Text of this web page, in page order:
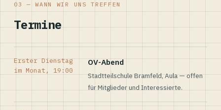
03 — WANN WIR UNS TREFFEN
Termine
Erster Dienstag
im Monat, 19:00
OV-Abend
Stadtteilschule Bramfeld, Aula — offen
für Mitglieder und Interessierte.